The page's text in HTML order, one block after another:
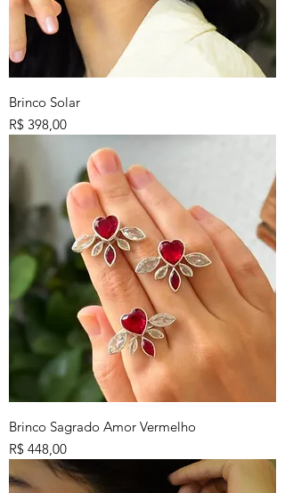
Brinco Solar
Preço
R$ 398,00
Brinco Sagrado Amor Vermelho
Preço
R$ 448,00